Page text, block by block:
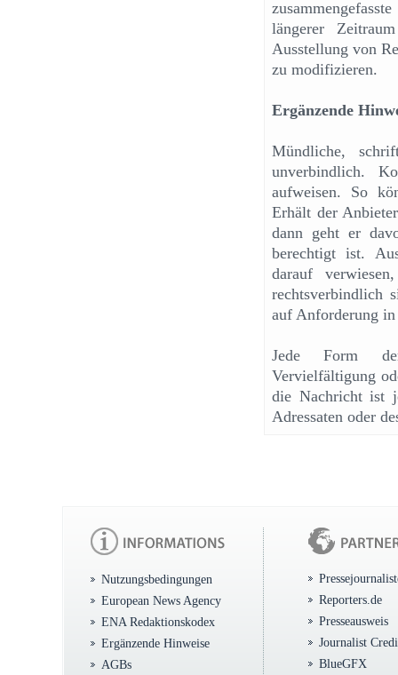
längerer
Ausstellung von
zu modifizieren.
Ergänzende
Mündliche,
unverbindlich.
aufweisen. So
Erhält der
dann geht er
berechtigt ist.
darauf
rechtsverbindlich
auf Anforderung
Jede Form der
Vervielfältigung
die Nachricht ist
Adressaten oder
Nutzungsbedingungen
European News Agency
ENA Redaktionskodex
Ergänzende Hinweise
AGBs
Reporters.de
Presseausweis
Journalist
BlueGFX